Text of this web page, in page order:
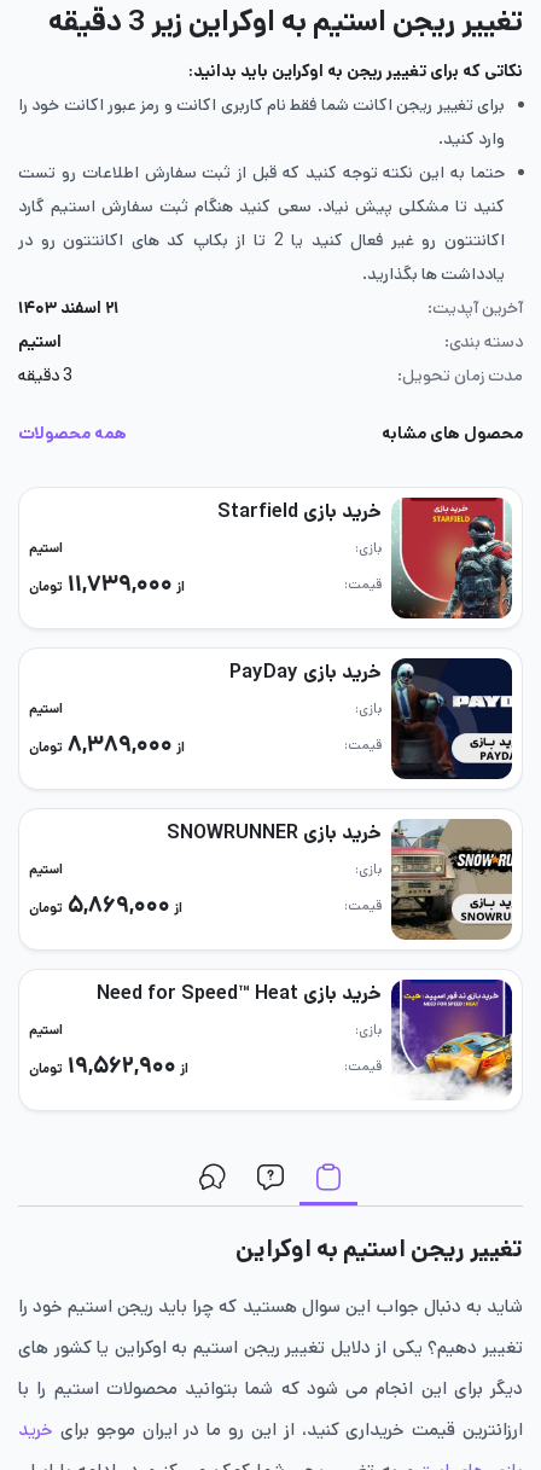
تغییر ریجن استیم به اوکراین زیر 3 دقیقه
نکاتی که برای تغییر ریجن به اوکراین باید بدانید:
برای تغییر ریجن اکانت شما فقط نام کاربری اکانت و رمز عبور اکانت خود را
وارد کنید.
حتما به این نکته توجه کنید که قبل از ثبت سفارش اطلاعات رو تست
کنید تا مشکلی پیش نیاد. سعی کنید هنگام ثبت سفارش استیم گارد
اکانتتون رو غیر فعال کنید یا 2 تا از بکاپ کد های اکانتتون رو در
یادداشت ها بگذارید.
آخرین آپدیت:
۲۱ اسفند ۱۴۰۳
دسته بندی:
استیم
مدت زمان تحویل:
3 دقیقه
محصول های مشابه همه محصولات
خرید بازی Starfield
بازی
استیم
قیمت
از ۱۱,۷۳۹,۰۰۰ تومان
خرید بازی PayDay
بازی
استیم
قیمت
از ۸,۳۸۹,۰۰۰ تومان
خرید بازی SNOWRUNNER
بازی
استیم
قیمت
از ۵,۸۶۹,۰۰۰ تومان
خرید بازی Need for Speed™ Heat
بازی
استیم
قیمت
از ۱۹,۵۶۲,۹۰۰ تومان
تغییر ریجن استیم به اوکراین
شاید به دنبال جواب این سوال هستید که چرا باید ریجن استیم خود را
تغییر دهیم؟ یکی از دلایل تغییر ریجن استیم به اوکراین یا کشور های
دیگر برای این انجام می شود که شما بتوانید محصولات استیم را با
ارزانترین قیمت خریداری کنید، از این رو ما در ایران موجو برای خرید